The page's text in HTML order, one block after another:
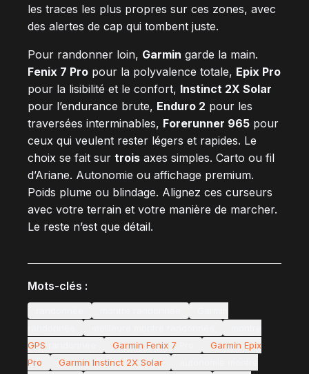
les traces les plus propres sur ces zones, avec
des alertes de cap qui tombent juste.
Pour randonner loin, Garmin garde la main.
Fenix 7 Pro pour la polyvalence totale, Epix Pro
pour la lisibilité et le confort, Instinct 2X Solar
pour l’endurance brute, Enduro 2 pour les
traversées interminables, Forerunner 965 pour
ceux qui veulent rester légers et rapides. Le
choix se fait sur trois axes simples. Carto ou fil
d’Ariane. Autonomie ou affichage premium.
Poids plume ou blindage. Alignez ces curseurs
avec votre terrain et votre manière de marcher.
Le reste n’est que détail.
Mots-clés :
GPS
Garmin Fenix 7
Garmin Epix
Pro
Garmin Instinct 2X Solar